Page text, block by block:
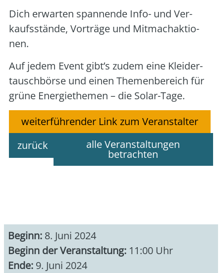
Dich erwar­ten span­nen­de Info- und Ver­
kaufs­stän­de, Vor­trä­ge und Mit­mach­ak­tio­
nen.
Auf jedem Event gibt’s zudem eine Klei­der­
tausch­bör­se und einen The­men­be­reich für
grü­ne Ener­gie­the­men – die Solar-Tage.
weiterführender Link zum Veranstalter
zurück
alle Veranstaltungen
betrachten
Beginn: 8. Juni 2024
Beginn der Veranstaltung: 11:00 Uhr
Ende: 9. Juni 2024